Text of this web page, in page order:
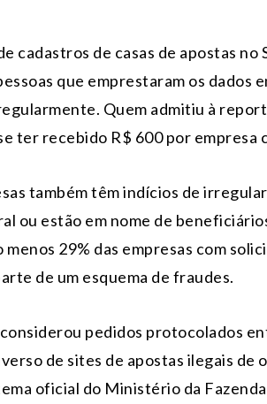
cadastros de casas de apostas
que emprestaram os dados
Quem admitiu à
ter recebido R$ 600 por empresa
também têm indícios de
ou estão em nome de
menos 29% das empresas com
de um esquema de fraudes.
pedidos protocolados
de sites de apostas ilegais
oficial do Ministério da